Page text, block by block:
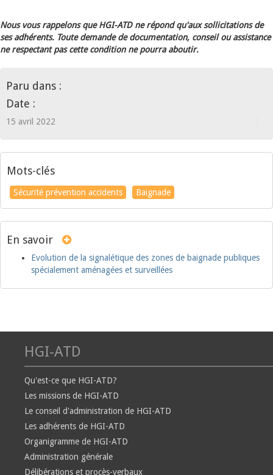
Nous vous rappelons que HGI-ATD ne répond qu'aux sollicitations de
ses adhérents. Toute demande de documentation, conseil ou assistance
ne respectant pas cette condition ne pourra aboutir.
Paru dans :
Date :
15 avril 2022
Mots-clés
Sécurité prévention accidents Baignade
En savoir
Evolution de la signalétique des zones de baignade publiques
spécialement aménagées et surveillées
HGI-ATD
Qu'est-ce que HGI-ATD?
Les missions de HGI-ATD
Le conseil d'administration de HGI-ATD
Les adhérents de HGI-ATD
Organigramme de HGI-ATD
Administration générale
Délibérations et procès-verbaux